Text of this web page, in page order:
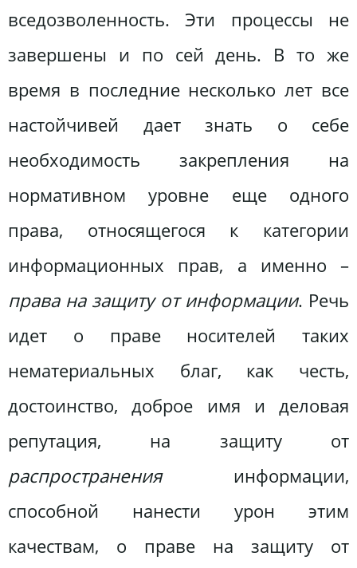
вседозволенность. Эти процессы не
завершены и по сей день. В то же
время в последние несколько лет все
настойчивей дает знать о себе
необходимость закрепления на
нормативном уровне еще одного
права, относящегося к категории
информационных прав, а именно –
права на защиту от информации. Речь
идет о праве носителей таких
нематериальных благ, как честь,
достоинство, доброе имя и деловая
репутация, на защиту от
распространенияинформации,
способной нанести урон этим
качествам, о праве на защиту от